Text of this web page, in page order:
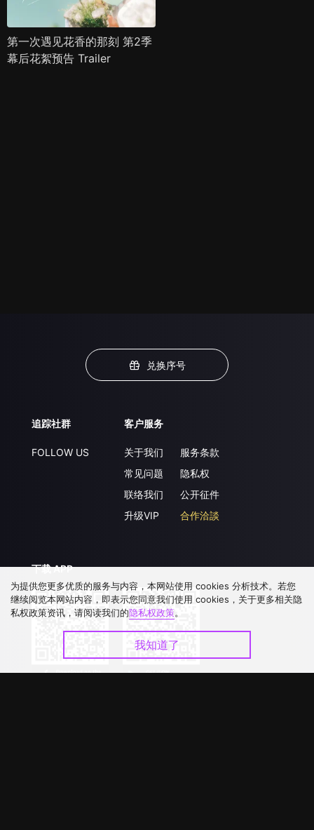
第一次遇见花香的那刻 第2季
幕后花絮预告 Trailer
兑换序号
追踪社群
FOLLOW US
客户服务
关于我们
常见问题
联络我们
升级VIP
服务条款
隐私权
公开征件
合作洽談
下载 APP
为提供您更多优质的服务与内容，本网站使用 cookies 分析技术。若您
继续阅览本网站内容，即表示您同意我们使用 cookies，关于更多相关隐
私权政策资讯，请阅读我们的隐私权政策。
我知道了